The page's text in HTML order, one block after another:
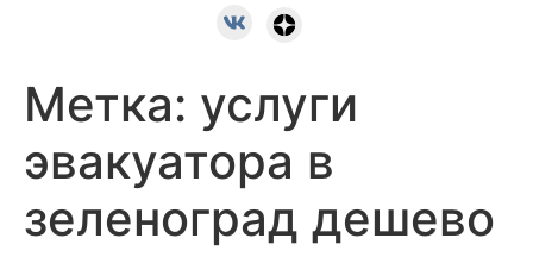
Метка: услуги
эвакуатора в
зеленоград дешево